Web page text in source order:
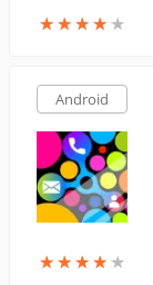
★★★★★
★★★★★
Android
★★★★★
★★★★★